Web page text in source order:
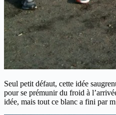
Seul petit défaut, cette idée
pour se prémunir du froid à
idée, mais tout ce blanc a fini par